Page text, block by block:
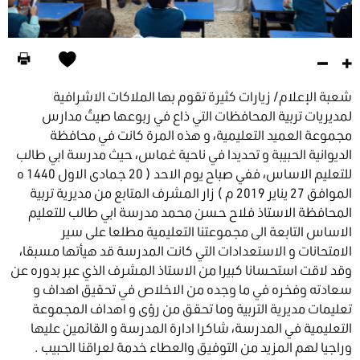
شعبة الإعلام/ زيارات كثيرة تقوم بها الملاكات الاشرافية
لمديريات تربية المحافظات التي ذاع في ربوعها صيتُ مدارس
مجموعة العميد التعليمية، و هذه المرة كانت في محافظة
الديوانية الحبيبة و تحديدا في ناحية غماس، حيث مدرسة ابي طالب
للتعليم الاساس، ففي صباح يوم الاحد ( 20 جمادى الاول 1440 ه
الموافق 27 يناير 2019 م ) زار المشرف المتابع من مديرية تربية
المحافظة الاستاذ فلاح حسن محمد مدرسة ابي طالب للتعليم
الاساس التابعة الى مجموعتنا التعليمية مطلعا على سير
الامتحانات و الاستعدادات التي كانت المدرسة قد هيأتها مسبقا،
وقد لاقت استحسانا كبيرا من الاستاذ المشرف الذي عبر بدوره عن
سعادته وفخره في ما وجده من الاخلاص في تحقيق اهداف و
تعليمات مديرية التربية وما تحقق من رؤى و اهداف المجموعة
التعليمية في المدرسة، شاكرا ادارة المدرسة و القائمين عليها
وراجيا لهم المزيد من التوفيق والعطاء خدمة لعراقنا الحبيب .